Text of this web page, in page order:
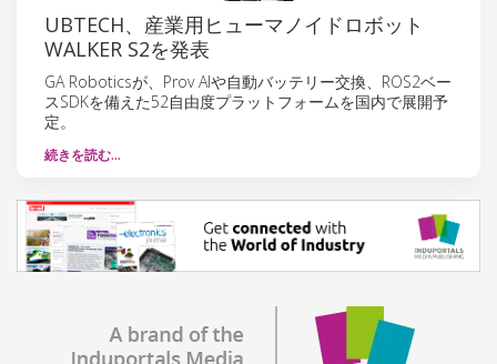
UBTECH、産業用ヒューマノイドロボット
WALKER S2を発表
GA Roboticsが、Prov AIや自動バッテリー交換、ROS2ベー
スSDKを備えた52自由度プラットフォームを国内で展開予
定。
続きを読む…